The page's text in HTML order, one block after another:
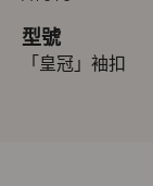
型號
「皇冠」袖扣